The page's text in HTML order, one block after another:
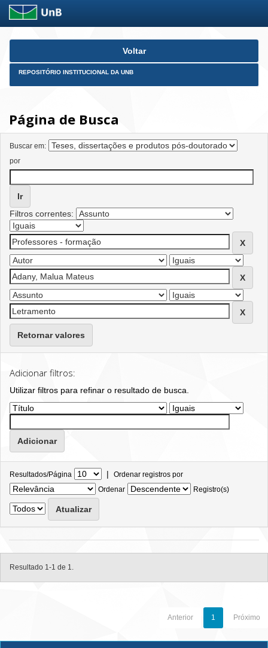
Skip
Voltar
REPOSITÓRIO INSTITUCIONAL DA UNB
Página de Busca
Buscar em:
por
Filtros correntes:
Retornar valores
Adicionar filtros:
Utilizar filtros para refinar o resultado de busca.
Resultados/Página | Ordenar registros por
Ordenar
Registro(s)
Resultado 1-1 de 1.
Anterior 1 Próximo